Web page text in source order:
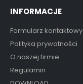
INFORMACJE
Formularz kontaktowy
Polityka prywatności
O naszej firmie
Regulamin